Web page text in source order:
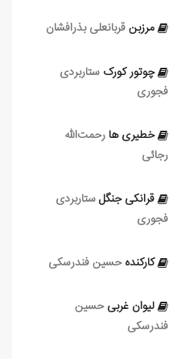
مرزبنقربانعلی بذرافشان
چوتور کورک ستاربردی
فجوری
خطیری‌ ها رحمت‌الله
رجائی
قرانکی‌ جنگلستاربردی
فجوری
کارکنده حسین فندرسکی
لیوان غربی حسین
فندرسکی